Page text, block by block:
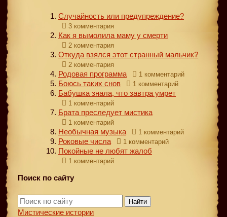
Случайность или предупреждение?
3 комментария
Как я вымолила маму у смерти
2 комментария
Откуда взялся этот странный мальчик?
2 комментария
Родовая программа 1 комментарий
Боюсь таких снов 1 комментарий
Бабушка знала, что завтра умрет
1 комментарий
Брата преследует мистика
1 комментарий
Необычная музыка 1 комментарий
Роковые числа 1 комментарий
Покойные не любят жалоб
1 комментарий
Поиск по сайту
Найти
Мистические истории